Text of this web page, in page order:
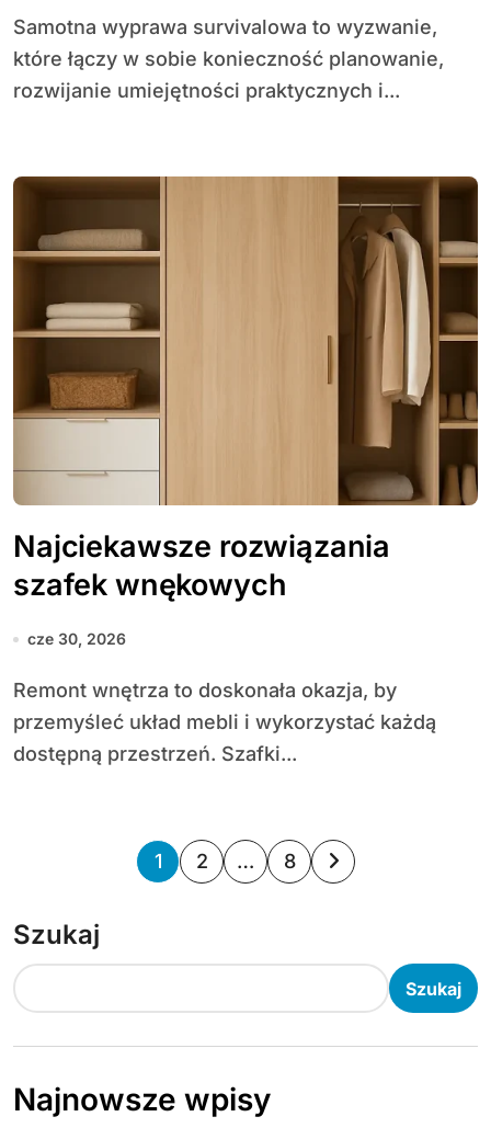
Samotna wyprawa survivalowa to wyzwanie,
które łączy w sobie konieczność planowanie,
rozwijanie umiejętności praktycznych i...
Najciekawsze rozwiązania
szafek wnękowych
cze 30, 2026
Remont wnętrza to doskonała okazja, by
przemyśleć układ mebli i wykorzystać każdą
dostępną przestrzeń. Szafki...
S
n
i
1 2 … 8
Szukaj
Szukaj
Najnowsze wpisy